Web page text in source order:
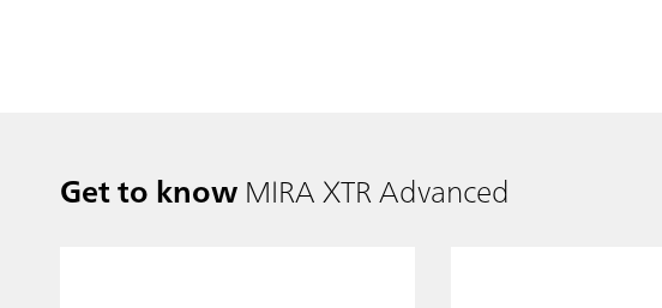
Get to knowMIRA XTR Advanced